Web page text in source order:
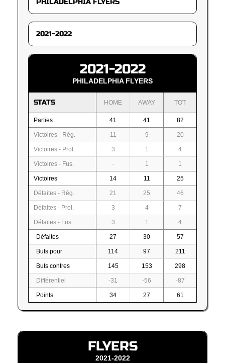
2021-2022
PHILADELPHIA FLYERS
STATS HOME AWAY TOT
Parties 41 41 82
Victoires - Rég. 11 9 20
Victoires - Prol. 3 1 4
Victoires - Fus. - 1 1
Victoires 14 11 25
Défaites - Rég. 21 25 46
Défaites - Prol. 3 4 7
Défaites - Fus. 3 1 4
Défaites 27 30 57
Buts pour 114 97 211
Buts contres 145 153 298
Différentiel -31 -56 -87
Points 34 27 61
FLYERS
2021-2022